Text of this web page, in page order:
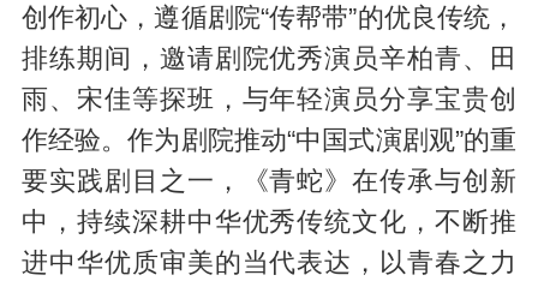
创作初心，遵循剧院“传帮带”的优良传统，
排练期间，邀请剧院优秀演员辛柏青、田
雨、宋佳等探班，与年轻演员分享宝贵创
作经验。作为剧院推动“中国式演剧观”的重
要实践剧目之一，《青蛇》在传承与创新
中，持续深耕中华优秀传统文化，不断推
进中华优质审美的当代表达，以青春之力